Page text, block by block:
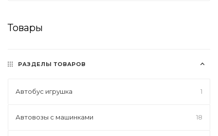
Товары
РАЗДЕЛЫ ТОВАРОВ
Автобус игрушка 1
Автовозы с машинками 18